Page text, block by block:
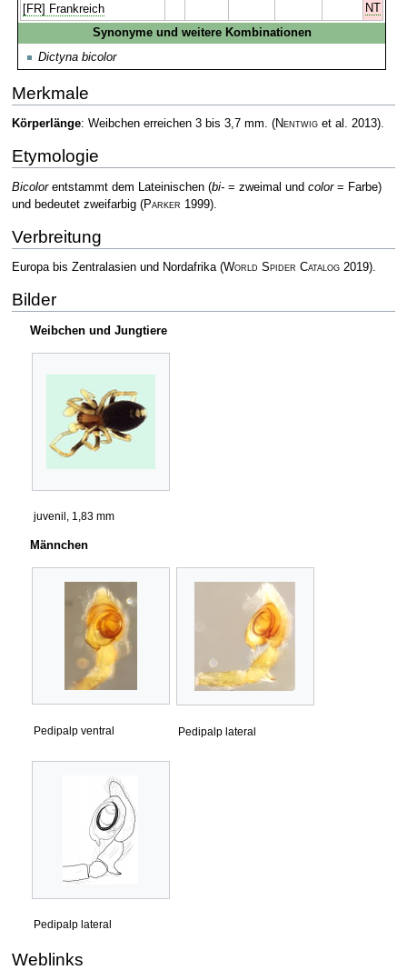
[FR] Frankreich
NT
Synonyme und weitere Kombinationen
Dictyna bicolor
Merkmale
Körperlänge: Weibchen erreichen 3 bis 3,7 mm. (Nentwiget al. 2013).
Etymologie
Bicolorentstammt dem Lateinischen (bi-= zweimal und color= Farbe)
und bedeutet zweifarbig (Parker 1999).
Verbreitung
Europa bis Zentralasien und Nordafrika (World Spider Catalog2019).
Bilder
Weibchen und Jungtiere
juvenil, 1,83 mm
Männchen
Pedipalp ventral Pedipalp lateral
Pedipalp lateral
Weblinks